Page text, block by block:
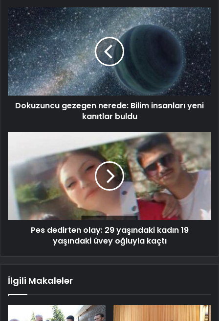
Dokuzuncu gezegen nerede: Bilim insanları yeni
kanıtlar buldu
Pes dedirten olay: 29 yaşındaki kadın 19
yaşındaki üvey oğluyla kaçtı
İlgili Makaleler